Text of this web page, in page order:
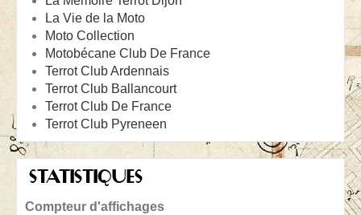
La Vie de la Moto
Moto Collection
Motobécane Club De France
Terrot Club Ardennais
Terrot Club Ballancourt
Terrot Club De France
Terrot Club Pyreneen
STATISTIQUES
Compteur d'affichages